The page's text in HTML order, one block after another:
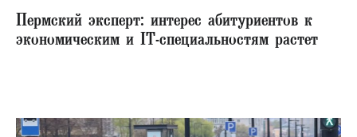
Пермский эксперт: интерес абитуриентов к
экономическим и IT-специальностям растет